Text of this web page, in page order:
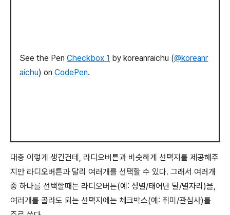
See the Pen Checkbox 1 by koreanraichu (@koreanr
aichu) on CodePen.
대충 이렇게 생긴건데, 라디오버튼과 비슷하게 선택지를 제공해주
지만 라디오버튼과 달리 여러개를 선택할 수 있다. 그래서 여러개
중 하나를 선택할때는 라디오버튼(예: 성별/태어난 달/별자리)을,
여러개를 골라도 되는 선택지에는 체크박스(예: 취미/관심사)를